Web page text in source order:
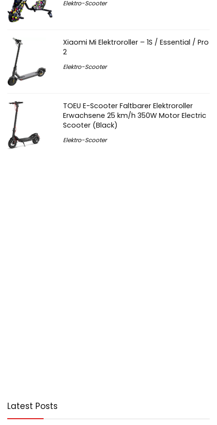
Elektro-Scooter
Xiaomi Mi Elektroroller – 1S / Essential / Pro
2
Elektro-Scooter
TOEU E-Scooter Faltbarer Elektroroller
Erwachsene 25 km/h 350W Motor Electric
Scooter (Black)
Elektro-Scooter
Latest Posts